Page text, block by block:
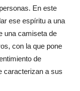
En este
ese espíritu a una
una camiseta de
con la que pone
de
caracterizan a sus